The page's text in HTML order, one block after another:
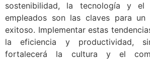
sostenibilidad, la tecnología y
empleados son las claves para
exitoso. Implementar estas
la eficiencia y productividad,
fortalecerá la cultura y el